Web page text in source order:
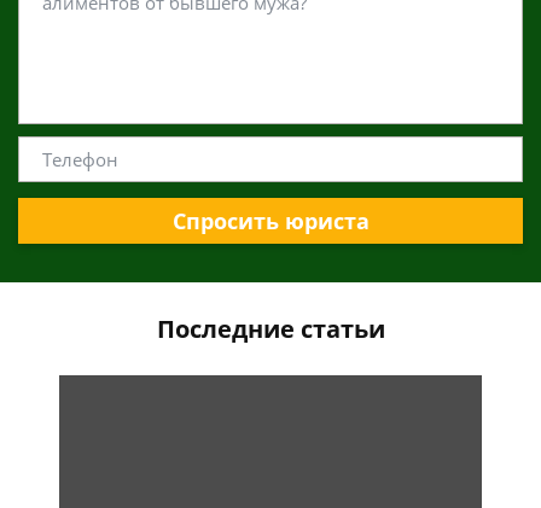
Спросить юриста
Последние статьи